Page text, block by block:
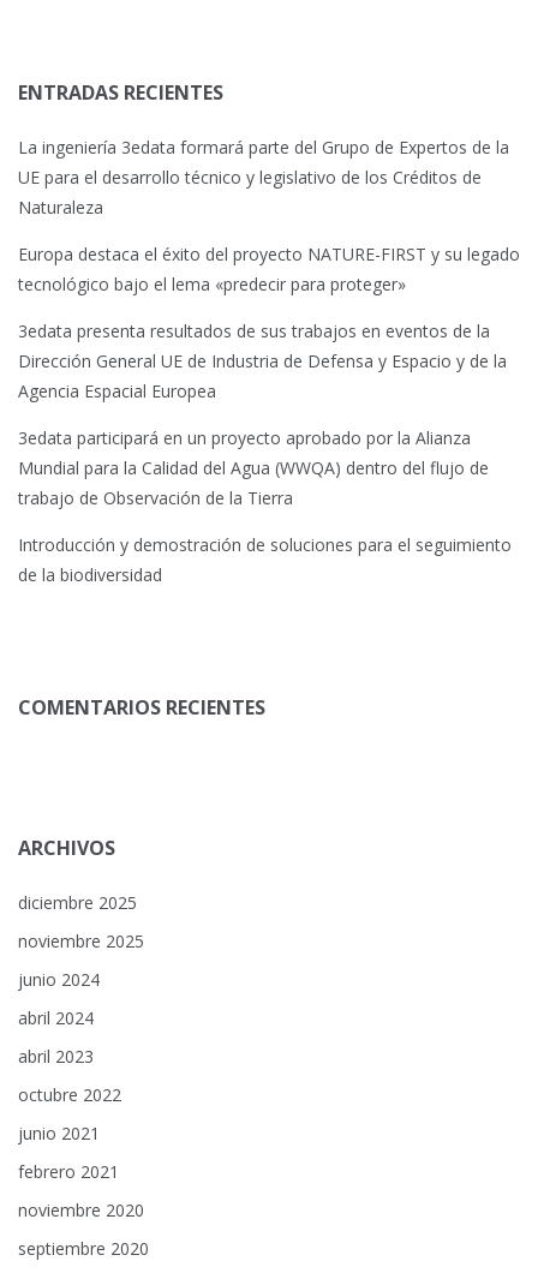
ENTRADAS RECIENTES
La ingeniería 3edata formará parte del Grupo de Expertos de la
UE para el desarrollo técnico y legislativo de los Créditos de
Naturaleza
Europa destaca el éxito del proyecto NATURE-FIRST y su legado
tecnológico bajo el lema «predecir para proteger»
3edata presenta resultados de sus trabajos en eventos de la
Dirección General UE de Industria de Defensa y Espacio y de la
Agencia Espacial Europea
3edata participará en un proyecto aprobado por la Alianza
Mundial para la Calidad del Agua (WWQA) dentro del flujo de
trabajo de Observación de la Tierra
Introducción y demostración de soluciones para el seguimiento
de la biodiversidad
COMENTARIOS RECIENTES
ARCHIVOS
diciembre 2025
noviembre 2025
junio 2024
abril 2024
abril 2023
octubre 2022
junio 2021
febrero 2021
noviembre 2020
septiembre 2020